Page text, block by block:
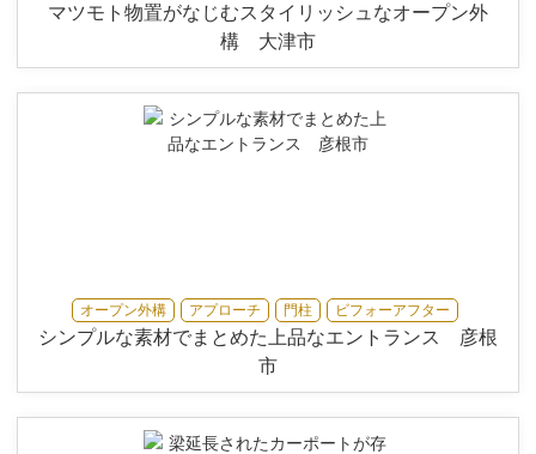
マツモト物置がなじむスタイリッシュなオープン外
構 大津市
オープン外構 アプローチ 門柱 ビフォーアフター
シンプルな素材でまとめた上品なエントランス 彦根
市